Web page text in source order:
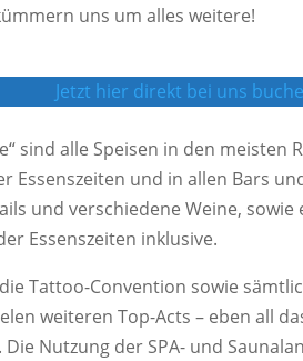
uns um alles weitere!
Jetzt hier direkt bei uns
sind alle Speisen in den meisten
Essenszeiten und in allen Bars
und verschiedene Weine,
Essenszeiten inklusive.
Tattoo-Convention sowie
weiteren Top-Acts – eben all
Nutzung der SPA- und